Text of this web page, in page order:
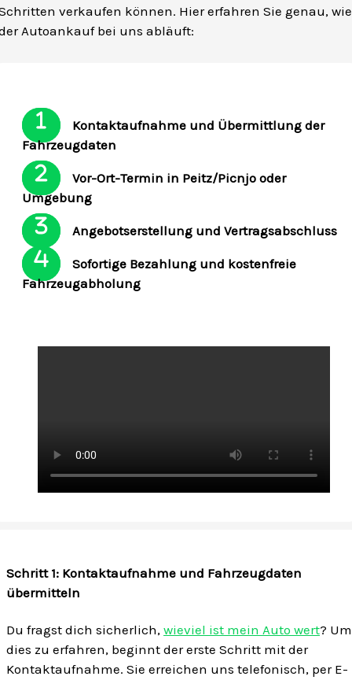
verkaufen können. Hier erfahren Sie genau, wie
Autoankauf bei uns abläuft:
Kontaktaufnahme und Übermittlung der
Fahrzeugdaten
Vor-Ort-Termin in Peitz/Picnjo oder
Umgebung
Angebotserstellung und Vertragsabschluss
Sofortige Bezahlung und kostenfreie
Fahrzeugabholung
Schritt 1: Kontaktaufnahme und Fahrzeugdaten
übermitteln
Du fragst dich sicherlich, wieviel ist mein Auto wert? Um
dies zu erfahren, beginnt der erste Schritt mit der
Kontaktaufnahme. Sie erreichen uns telefonisch, per E-